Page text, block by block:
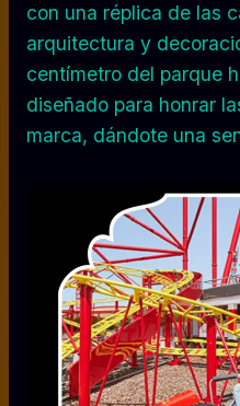
con una réplica de las
arquitectura y
centímetro del parque
diseñado para honrar
marca, dándote una